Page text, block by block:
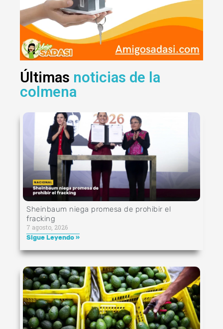
Últimas noticias de la
colmena
Sheinbaum niega promesa de prohibir el
fracking
7 agosto, 2026
Sigue Leyendo »